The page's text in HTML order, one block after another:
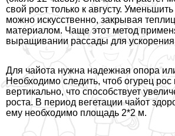
свой рост только к августу.
можно искусственно, закрывая
материалом. Чаще этот метод
выращивании рассады для ускорения
Для чайота нужна надежная опора
Необходимо следить, чтоб огурец рос
вертикально, что способствует
роста. В период вегетации чайот
ему необходимо площадь 2*2 м.